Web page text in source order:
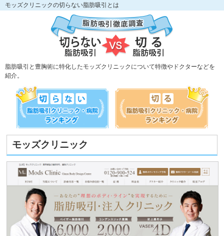
モッズクリニックの切らない脂肪吸引とは
脂肪吸引と豊胸術に特化したモッズクリニックについて特徴やドクターなどを
紹介。
モッズクリニック